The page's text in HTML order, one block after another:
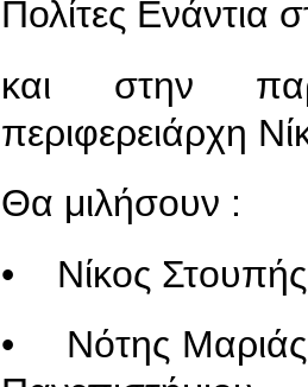
Πολίτες Ενάντια
και στην
περιφερειάρχη
Θα μιλήσουν :
• Νίκος
• Νότης Μαριάς